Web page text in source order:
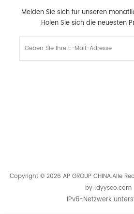
Melden Sie sich für unseren
Holen Sie sich die neuesten
Copyright © 2026 AP GROUP CHINA.Alle
by :dyyseo.com
IPv6-Netzwerk